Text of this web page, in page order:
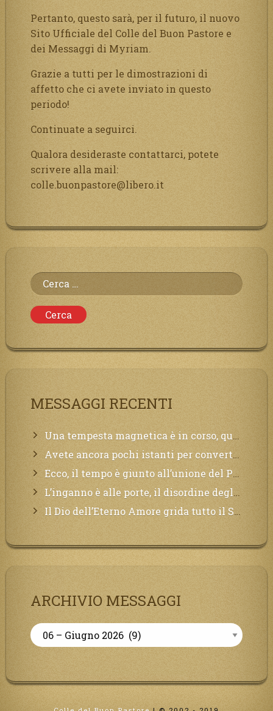
Pertanto, questo sarà, per il futuro, il nuovo
Sito Ufficiale del Colle del Buon Pastore e
dei Messaggi di Myriam.
Grazie a tutti per le dimostrazioni di
affetto che ci avete inviato in questo
periodo!
Continuate a seguirci.
Qualora desideraste contattarci, potete
scrivere alla mail:
colle.buonpastore@libero.it
Ricerca
per:
MESSAGGI RECENTI
Una tempesta magnetica è in corso, questa generazione patirà. Il black out non tarderà ad arrivare e tutta la Terra sarà oscurata.
Avete ancora pochi istanti per convertirvi, non perdete tempo, la sciagura arriverà all’improvviso e per chi non si sarà preparato saranno dolori.
Ecco, il tempo è giunto all’unione del Padre con il figlio, non avete che da attendere pochissimo.
L’inganno è alle porte, il disordine degli ordinati urlerà perdono, ma sarà troppo tardi, il tradimento è stato grande!
Il Dio dell’Eterno Amore grida tutto il Suo bene per i Suoi,richiama a Sé i lontani, affinché si pentano e tornino a Lui:
ARCHIVIO MESSAGGI
Archivio
Messaggi